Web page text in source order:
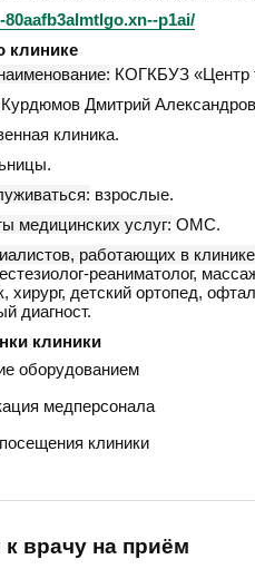
p1ai/
клинике
КОГКБУЗ «Центр
Курдюмов Дмитрий
клиника.
взрослые.
медицинских услуг: ОМС.
работающих в
реаниматолог,
хирург, детский ортопед,
диагност.
клиники
оборудованием
медперсонала
клиники
к врачу на приём